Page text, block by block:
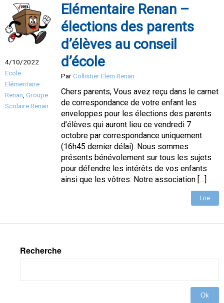
4/10/2022
Ecole
Elémentaire
Renan Groupe
Scolaire Renan
Elémentaire Renan –
élections des parents
d’élèves au conseil
d’école
ParCollistier Elem Renan
Chers parents, Vous avez reçu dans le carnet
de correspondance de votre enfant les
enveloppes pour les élections des parents
d’élèves qui auront lieu ce vendredi 7
octobre par correspondance uniquement
(16h45 dernier délai). Nous sommes
présents bénévolement sur tous les sujets
pour défendre les intérêts de vos enfants
ainsi que les vôtres. Notre association […]
Lire
Recherche
Ok